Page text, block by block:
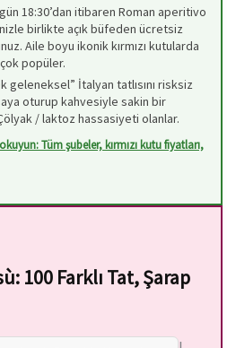
18:30’dan itibaren Roman aperitivo
birlikte açık büfeden ücretsiz
Aile boyu ikonik kırmızı kutularda
popüler.
geleneksel” İtalyan tatlısını risksiz
oturup kahvesiyle sakin bir
/ laktoz hassasiyeti olanlar.
Tüm şubeler, kırmızı kutu fiyatları,
100 Farklı Tat, Şarap